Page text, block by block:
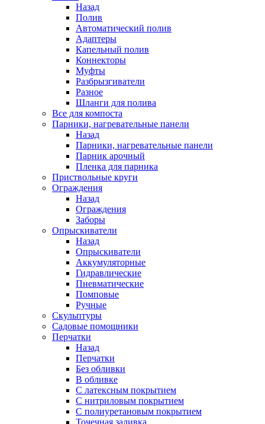
Назад
Полив
Автоматический полив
Адаптеры
Капельный полив
Коннекторы
Муфты
Разбрызгиватели
Разное
Шланги для полива
Все для компоста
Парники, нагревательные панели
Назад
Парники, нагревательные панели
Парник арочный
Пленка для парника
Приствольные круги
Ограждения
Назад
Ограждения
Заборы
Опрыскиватели
Назад
Опрыскиватели
Аккумуляторные
Гидравлические
Пневматические
Помповые
Ручные
Скульптуры
Садовые помощники
Перчатки
Назад
Перчатки
Без обливки
В обливке
С латексным покрытием
С нитриловым покрытием
С полиуретановым покрытием
Точечная заливка